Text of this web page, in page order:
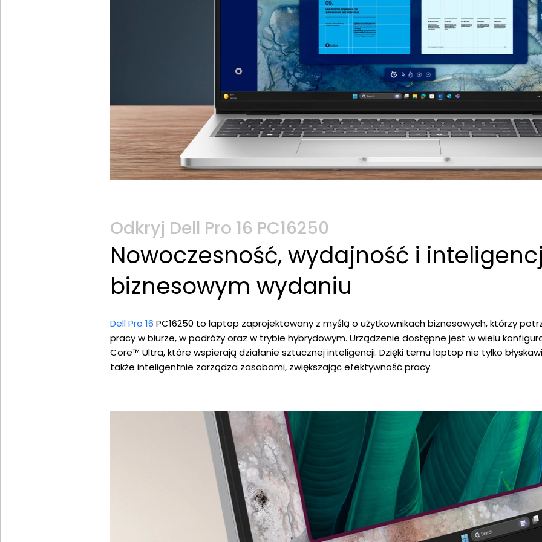
Odkryj Dell Pro 16 PC16250
Nowoczesność, wydajność i
biznesowym wydaniu
Dell Pro 16 PC16250 to laptop zaprojektowany z myślą o użytkownikach biznesowych, którzy
pracy w biurze, w podróży oraz w trybie hybrydowym. Urządzenie dostępne jest w wielu
Core™ Ultra, które wspierają działanie sztucznej inteligencji. Dzięki temu laptop nie tylko
także inteligentnie zarządza zasobami, zwiększając efektywność pracy.